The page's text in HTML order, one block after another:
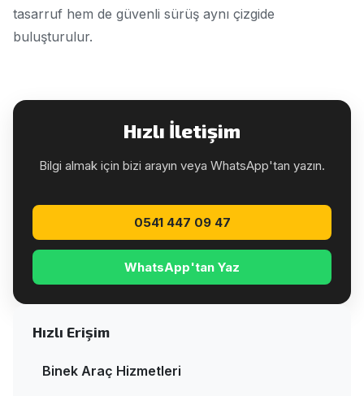
tasarruf hem de güvenli sürüş aynı çizgide
buluşturulur.
Hızlı İletişim
Bilgi almak için bizi arayın veya WhatsApp'tan yazın.
0541 447 09 47
WhatsApp'tan Yaz
Hızlı Erişim
Binek Araç Hizmetleri